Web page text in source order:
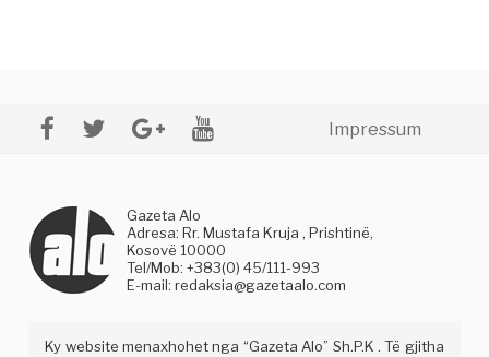
Impressum
Gazeta Alo
Adresa: Rr. Mustafa Kruja , Prishtinë,
Kosovë 10000
Tel/Mob: +383(0) 45/111-993
E-mail:redaksia@gazetaalo.com
Ky website menaxhohet nga “Gazeta Alo” Sh.P.K . Të gjitha